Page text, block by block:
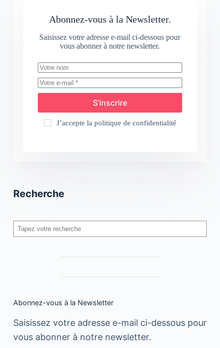
Abonnez-vous à la Newsletter.
Saisissez votre adresse e-mail ci-dessous pour
vous abonner à notre newsletter.
S’inscrire
J’accepte la politique de confidentialité
Recherche
Rechercher
Abonnez-vous à la Newsletter
Saisissez votre adresse e-mail ci-dessous pour
vous abonner à notre newsletter.